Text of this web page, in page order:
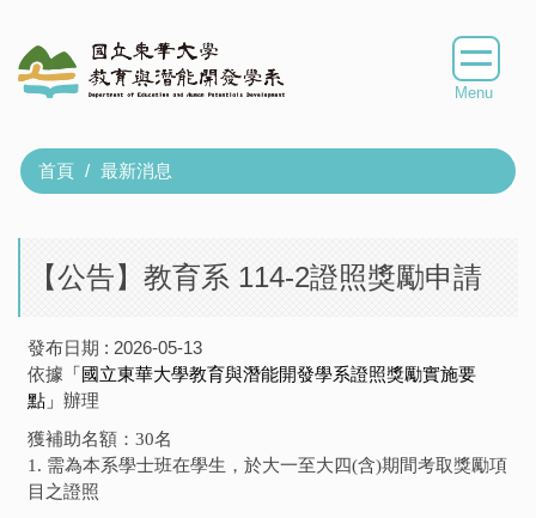
主
要
容
區
首頁 最新消息
【公告】教育系 114-2證照獎勵申請
發布日期 : 2026-05-13
依據 「國立東華大學教育與潛能開發學系證照獎勵實施要
點」 辦理
獲補助名額：30名
1. 需為本系學士班在學生，於大一至大四(含)期間考取獎勵項
目之證照